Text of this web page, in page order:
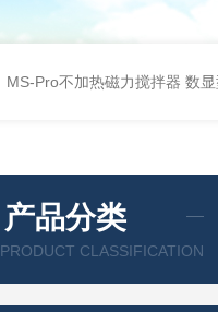
MS-Pro不加热磁力搅拌器 数
产品分类
PRODUCT CLASSIFICATION